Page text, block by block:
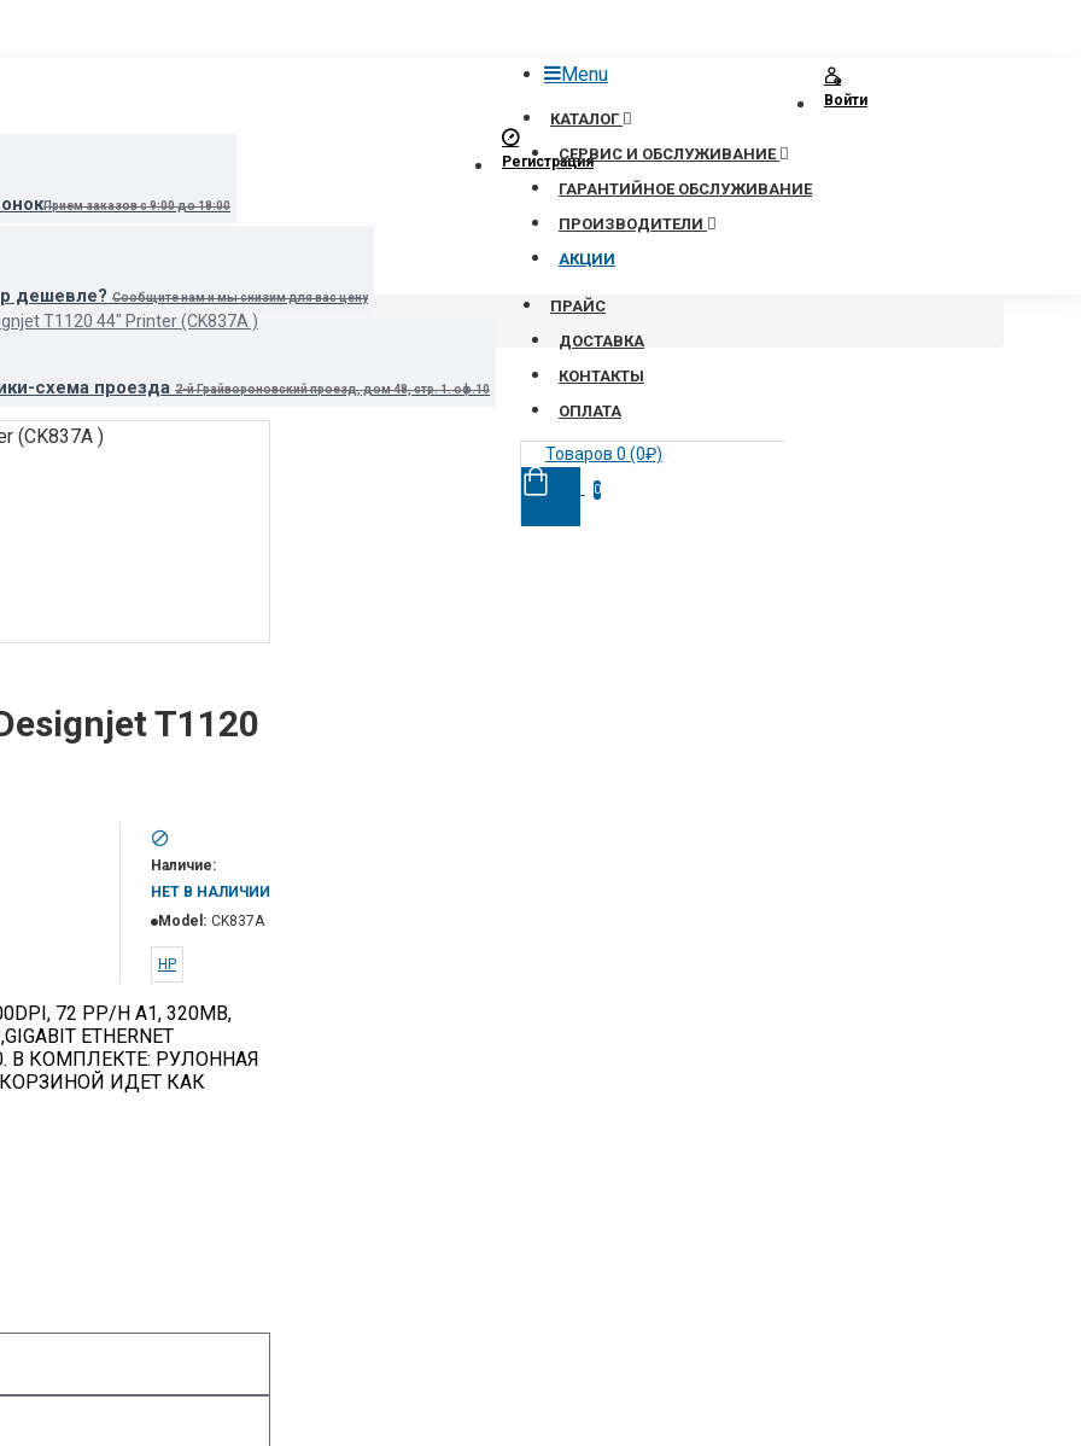
Прием заказов с 9:00 до 18:00
дешевле? Сообщите нам и мы снизим для вас цену
схема проезда 2-й Грайвороновский проезд, дом 48, стр. 1. оф.10
Menu
КАТАЛОГ
СЕРВИС И ОБСЛУЖИВАНИЕ
ГАРАНТИЙНОЕ ОБСЛУЖИВАНИЕ
ПРОИЗВОДИТЕЛИ
АКЦИИ
ПРАЙС
ДОСТАВКА
КОНТАКТЫ
ОПЛАТА
Товаров 0 (0₽)
0
Войти
Регистрация
T1120 44" Printer (CK837A )
T1120
Наличие:
НЕТ В НАЛИЧИИ
Model: CK837A
HP
72 PP/H A1, 320MB,
ETHERNET
В КОМПЛЕКТЕ: РУЛОННАЯ
ИДЕТ КАК